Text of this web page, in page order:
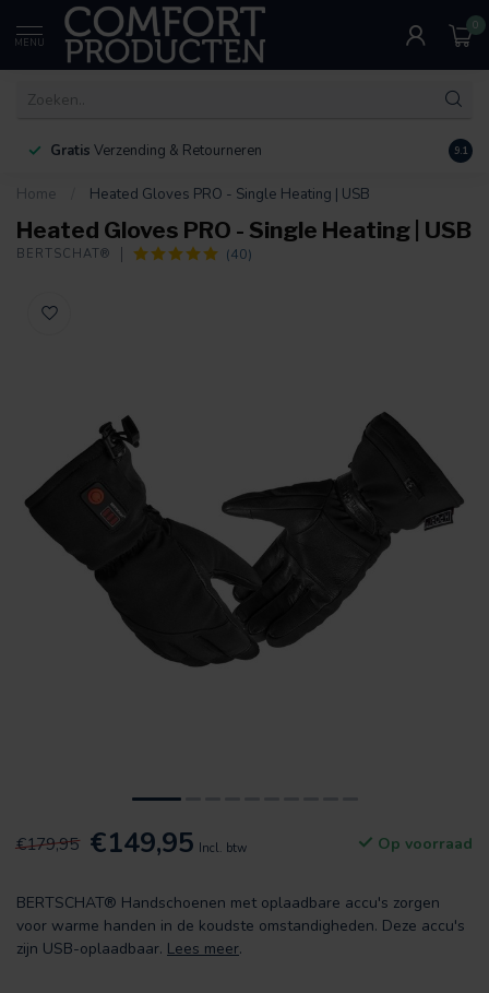
MENU
0
GratisVerzending & Retourneren 9.1
Home Heated Gloves PRO - Single Heating | USB
Heated Gloves PRO - Single Heating | USB
BERTSCHAT® (40)
€179,95 €149,95 Incl. btw Op voorraad
BERTSCHAT® Handschoenen met oplaadbare accu's zorgen
voor warme handen in de koudste omstandigheden. Deze accu's
zijn USB-oplaadbaar. Lees meer.